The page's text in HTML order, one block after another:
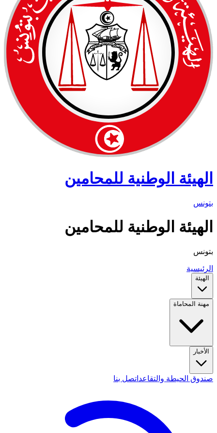
الهيئة الوطنية للمحامين
بتونس
الهيئة الوطنية للمحامين
بتونس
الرئيسية
الهيئة
مهنة المحاماة
الأخبار
صندوق الحيطة والتقاعد اتصل بنا